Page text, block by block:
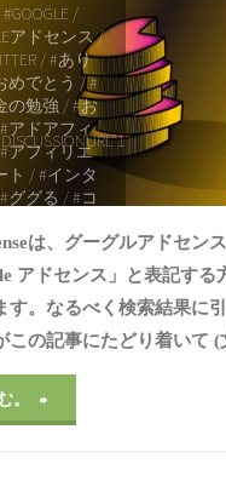
♪"
リ
ジ
ナ
リ
ィ
ー
に
溢
え
る
の
を
や
め
#GOOGLE /
アドセンス/
/#あり
めでとう /#
の勉強 /#お
#アドアフィ
#アフィリエ
ト /#インタ
#ググる /#コ
ン/#ノウハ
/#丁寧/#令
#協調性/ #合
/ #多様性/#
/#差別化/#
/#独自性
/
#透明性
1
は、グーグルアドセン
アドセンス」と表記する
す。なるべく検索結果に
この記事にたどり着いて (
。 "Google